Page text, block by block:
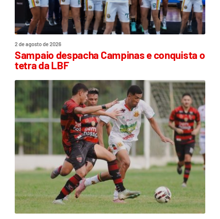
2 de agosto de 2026
Sampaio despacha Campinas e conquista o
tetra da LBF